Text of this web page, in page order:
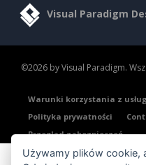
Visual Paradigm
©2026 by Visual Paradigm.
Warunki korzystania z
Polityka prywatności
Przegląd zabezpieczeń
Używamy plików cookie,